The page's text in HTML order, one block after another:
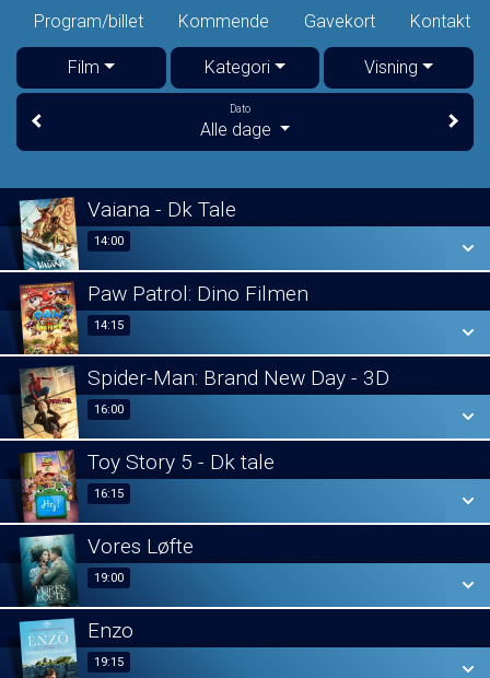
Program/billet Kommende Gavekort Kontakt
Film Kategori Visning
Dato
Alle dage
Vaiana - Dk Tale
14:00
SE ALLE DAGE
LÆS MERE
Paw Patrol: Dino Filmen
14:15
SE ALLE DAGE
LÆS MERE
Spider-Man: Brand New Day - 3D
16:00
SE ALLE DAGE
LÆS MERE
Toy Story 5 - Dk tale
16:15
SE ALLE DAGE
LÆS MERE
Vores Løfte
19:00
SE ALLE DAGE
Enzo
19:15